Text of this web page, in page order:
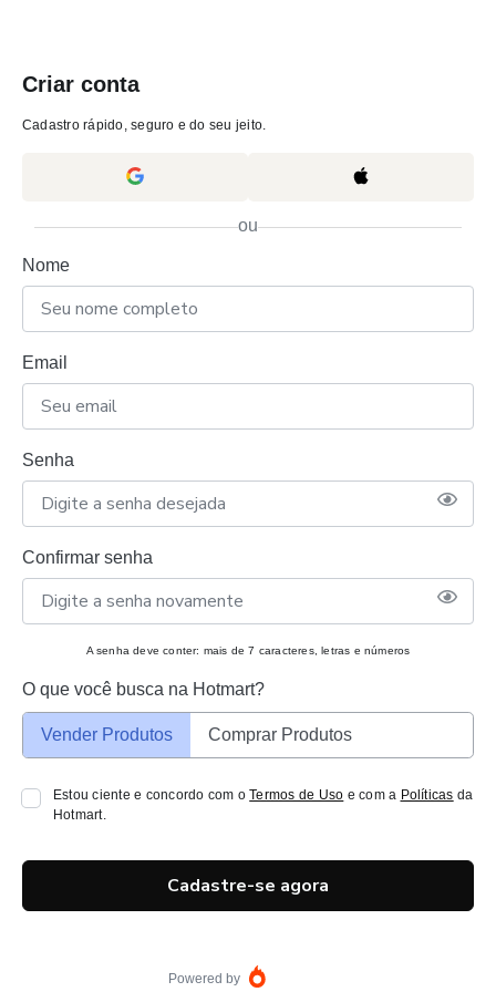
Criar conta
Cadastro rápido, seguro e do seu jeito.
ou
Nome
Email
Senha
Confirmar senha
A senha deve conter: mais de 7 caracteres, letras e números
O que você busca na Hotmart?
Vender Produtos Comprar Produtos
Estou ciente e concordo com oTermos de Uso e com a Políticas da
Hotmart.
Cadastre-se agora
Powered by